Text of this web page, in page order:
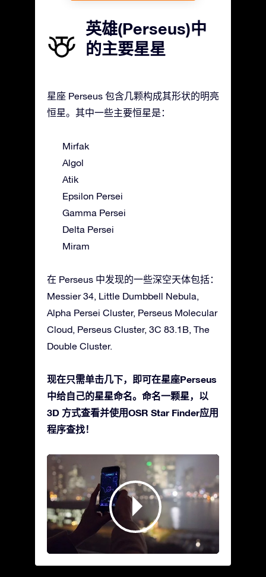
英雄(Perseus)中
的主要星星
星座 Perseus 包含几颗构成其形状的明亮
恒星。其中一些主要恒星是：
Mirfak
Algol
Atik
Epsilon Persei
Gamma Persei
Delta Persei
Miram
在 Perseus 中发现的一些深空天体包括：
Messier 34, Little Dumbbell Nebula,
Alpha Persei Cluster, Perseus Molecular
Cloud, Perseus Cluster, 3C 83.1B, The
Double Cluster.
现在只需单击几下，即可在星座Perseus
中给自己的星星命名。命名一颗星，以
3D 方式查看并使用OSR Star Finder应用
程序查找！